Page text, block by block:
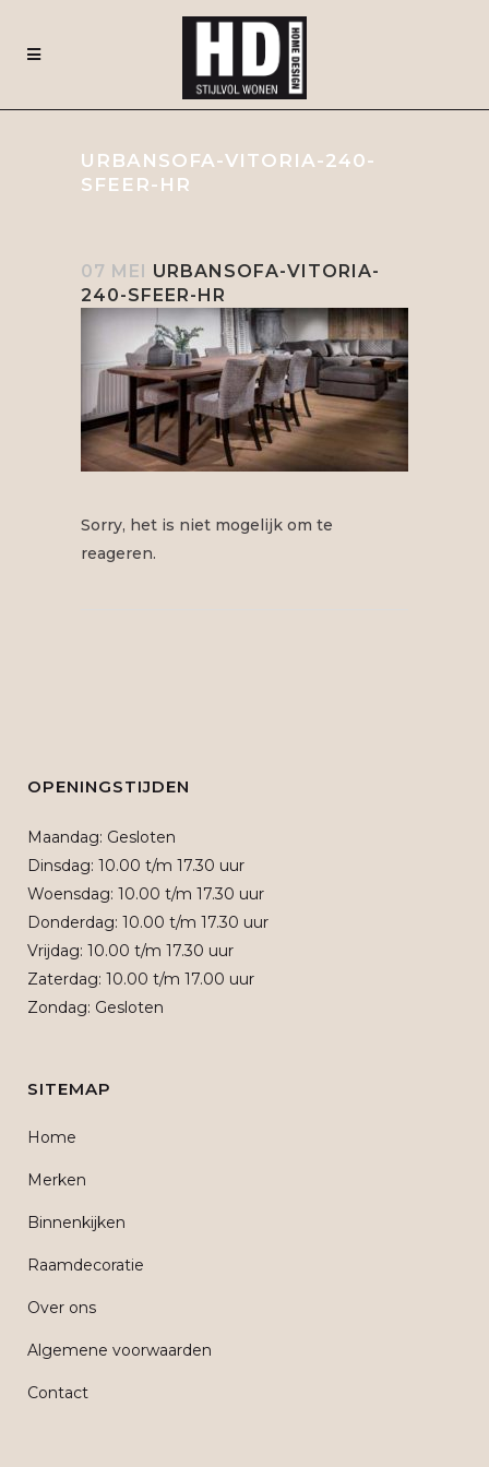
URBANSOFA-VITORIA-240-
SFEER-HR
07 MEI URBANSOFA-VITORIA-
240-SFEER-HR
Sorry, het is niet mogelijk om te
reageren.
OPENINGSTIJDEN
Maandag: Gesloten
Dinsdag: 10.00 t/m 17.30 uur
Woensdag: 10.00 t/m 17.30 uur
Donderdag: 10.00 t/m 17.30 uur
Vrijdag: 10.00 t/m 17.30 uur
Zaterdag: 10.00 t/m 17.00 uur
Zondag: Gesloten
SITEMAP
Home
Merken
Binnenkijken
Raamdecoratie
Over ons
Algemene voorwaarden
Contact